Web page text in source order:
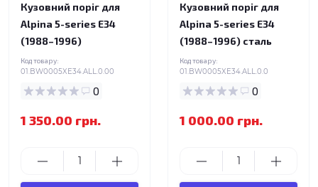
Кузовний поріг для
Alpina 5-series E34
(1988–1996)
Код товару:
01.BW0005XE34.ALL.0.00
0
1 350.00 грн.
Кузовний поріг для
Alpina 5-series E34
(1988–1996) сталь
Код товару:
01.BW0005XE34.ALL.0.0
0
1 000.00 грн.